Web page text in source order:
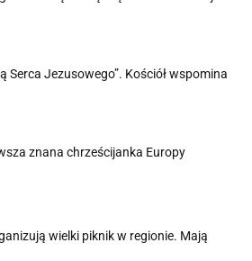
Serca Jezusowego”. Kościół wspomina
znana chrześcijanka Europy
wielki piknik w regionie. Mają